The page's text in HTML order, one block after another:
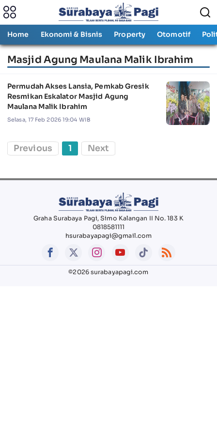
Home Ekonomi & Bisnis Property Otomotif
Masjid Agung Maulana Malik Ibrahim
Permudah Akses Lansia, Pemkab Gresik
Resmikan Eskalator Masjid Agung
Maulana Malik Ibrahim
Selasa, 17 Feb 2026 19:04 WIB
Previous 1 Next
Graha Surabaya Pagi, Simo Kalangan II No. 183 K
0818581111
hsurabayapagi@gmail.com
©2026 surabayapagi.com